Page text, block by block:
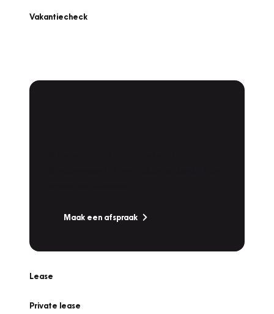
Vakantiecheck
Maak een afspraak
Lease
Private lease